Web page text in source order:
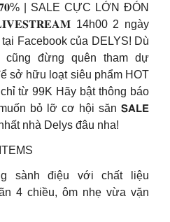
| SALE CỰC LỚN ĐÓN
14h00 2 ngày
Facebook của DELYS! Dù
đừng quên tham dự
sở hữu loạt siêu phẩm HOT
từ 99K Hãy bật thông báo
bỏ lỡ cơ hội săn 𝗦𝗔𝗟𝗘
nhà Delys đâu nha!
sành điệu với chất liệu
4 chiều, ôm nhẹ vừa vặn